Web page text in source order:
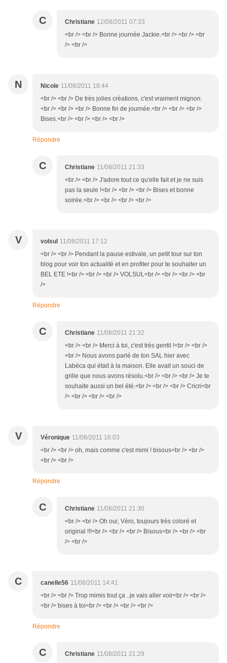
C Christiane 12/08/2011 07:33
<br /> <br /> Bonne journée Jackie.<br /> <br /> <br
/> <br />
N Nicole 11/08/2011 18:44
<br /> <br /> De très jolies créations, c'est vraiment mignon.
<br /> <br /> <br /> Bonne fin de journée.<br /> <br /> <br />
Bises.<br /> <br /> <br /> <br />
Répondre
C Christiane 11/08/2011 21:33
<br /> <br /> J'adore tout ce qu'elle fait et je ne suis
pas la seule !<br /> <br /> <br /> Bises et bonne
soirée.<br /> <br /> <br /> <br />
V volsul 11/08/2011 17:12
<br /> <br /> Pendant la pause estivale, un petit tour sur ton
blog pour voir ton actualité et en profiter pour te souhaiter un
BEL ETE !<br /> <br /> <br /> VOLSUL<br /> <br /> <br /> <br
/>
Répondre
C Christiane 11/08/2011 21:32
<br /> <br /> Merci à toi, c'est très gentil !<br /> <br />
<br /> Nous avons parlé de ton SAL hier avec
Labéca qui était à la maison. Elle avait un souci de
grille que nous avons résolu.<br /> <br /> <br /> Je te
souhaite aussi un bel été.<br /> <br /> <br /> Cricri<br
/> <br /> <br /> <br />
V Véronique 11/08/2011 16:03
<br /> <br /> oh, mais comme c'est mimi ! bisous<br /> <br />
<br /> <br />
Répondre
C Christiane 11/08/2011 21:30
<br /> <br /> Oh oui, Véro, toujours très coloré et
original !!!<br /> <br /> <br /> Bisous<br /> <br /> <br
/> <br />
C canelle56 11/08/2011 14:41
<br /> <br /> Trop mimis tout ça ..je vais aller voir<br /> <br />
<br /> bises à toi<br /> <br /> <br /> <br />
Répondre
C Christiane 11/08/2011 21:29